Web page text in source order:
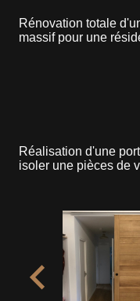
Rénovation totale
massif pour une
Réalisation d'une
isoler une pièces de